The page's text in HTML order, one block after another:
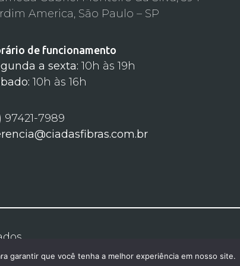
America, São Paulo – SP
de funcionamento
a sexta: 10h às 19h
10h às 16h
97421-7989
garantir que você tenha a melhor experiência em nosso site.